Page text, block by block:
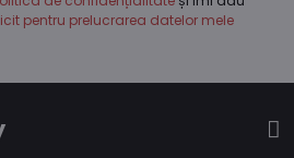
pentru prelucrarea datelor mele